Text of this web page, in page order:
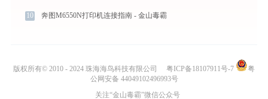
10 奔图M6550N打印机连接指南 - 金山毒霸
版权所有© 2010 - 2024 珠海海鸟科技有限公司 粤ICP备18107911号-7
粤
公网安备 44049102496993号
关注“金山毒霸”微信公众号